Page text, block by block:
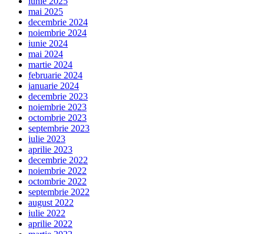
mai 2025
decembrie 2024
noiembrie 2024
iunie 2024
mai 2024
martie 2024
februarie 2024
ianuarie 2024
decembrie 2023
noiembrie 2023
octombrie 2023
septembrie 2023
iulie 2023
aprilie 2023
decembrie 2022
noiembrie 2022
octombrie 2022
septembrie 2022
august 2022
iulie 2022
aprilie 2022